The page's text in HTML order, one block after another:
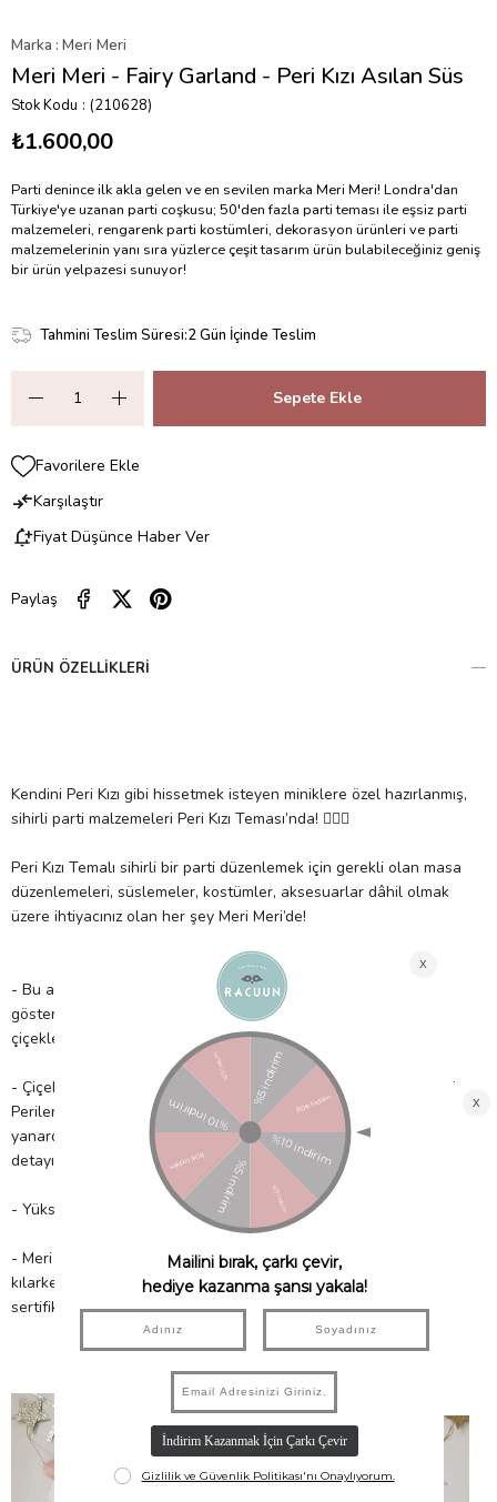
Marka : Meri Meri
Meri Meri - Fairy Garland - Peri Kızı Asılan Süs
Stok Kodu (210628)
₺1.600,00
Parti denince ilk akla gelen ve en sevilen marka Meri Meri! Londra'dan
Türkiye'ye uzanan parti coşkusu; 50'den fazla parti teması ile eşsiz parti
malzemeleri, rengarenk parti kostümleri, dekorasyon ürünleri ve parti
malzemelerinin yanı sıra yüzlerce çeşit tasarım ürün bulabileceğiniz geniş
bir ürün yelpazesi sunuyor!
Tahmini Teslim Süresi:2 Gün İçinde Teslim
Favorilere Ekle
Karşılaştır
Fiyat Düşünce Haber Ver
Paylaş
ÜRÜN ÖZELLIKLERI
Kendini Peri Kızı gibi hissetmek isteyen miniklere özel hazırlanmış,
sihirli parti malzemeleri Peri Kızı Teması’nda! 🧚🏻‍♀️
Peri Kızı Temalı sihirli bir parti düzenlemek için gerekli olan masa
düzenlemeleri, süslemeler, kostümler, aksesuarlar dâhil olmak
üzere ihtiyacınız olan her şey Meri Meri’de!
- Bu asılan süs; bir peri veya prenses partisini çok özel
gösterecek. Pek çok sansasyonel süslemeyle birlikte periler,
çiçekler, yapraklar ve mantarlar içerir.
- Çiçeklerin ortasında tatlı kağıt püskülleri veya ponponlar vardır.
Perilerinin eteklerinde ışıltılı bir görünüm için muhteşem
yanardöner iplikler içerir. Mantarlar, 3 boyutlu efekt için petek
detayına sahiptir.
- Yüksek kaliteli malzemeden üretilmiştir. 1 adet asılan süs içerir.
- Meri Meri, eşsiz parti malzemeleri ile partinizi benzersiz
kılarken çocuklarımıza güvenli bir gelecek sağlamak için FSC™
sertifikalı kâğıt kullanır!